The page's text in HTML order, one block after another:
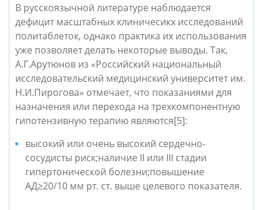
В русскоязычной литературе наблюдается
дефицит масштабных клиничесикх исследований
политаблеток, однако практика их использования
уже позволяет делать некоторые выводы. Так,
А.Г.Арутюнов из «Российский национальный
исследовательский медицинский университет им.
Н.И.Пирогова» отмечает, что показаниями для
назначения или перехода на трехкомпонентную
гипотензивную терапию являются[5]:
высокий или очень высокий сердечно-
сосудисты риск;наличие II или III стадии
гипертонической болезни;повышение
АД≥20/10 мм рт. ст. выше целевого показателя.